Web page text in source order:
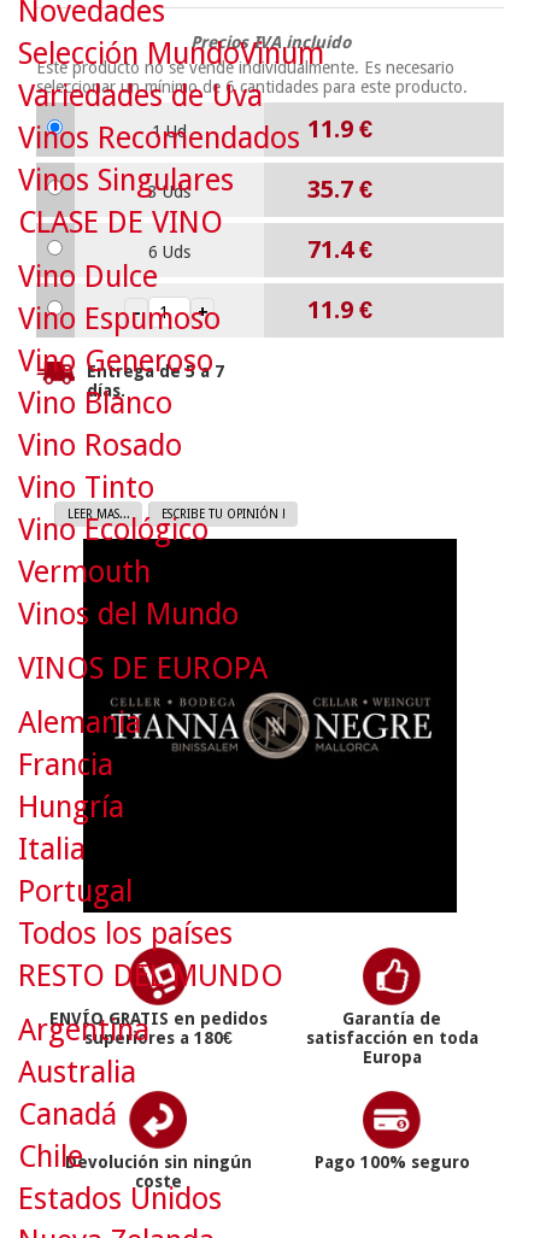
Precios IVA incluido
Este producto no se vende individualmente. Es necesario
seleccionar un mínimo de 6cantidades para este producto.
1 Ud 11.9 €
3 Uds 35.7 €
6 Uds 71.4€
11.9 €
Entrega de 5 a 7
días.
LEER MAS... ESCRIBE TU OPINIÓN !
ENVÍO GRATIS en pedidos
superiores a 180€
Garantía de
satisfacción en toda
Europa
Devolución sin ningún
coste
Pago 100% seguro
Novedades
Selección MundoVinum
Variedades de Uva
Vinos Recomendados
Vinos Singulares
CLASE DE VINO
Vino Dulce
Vino Espumoso
Vino Generoso
Vino Blanco
Vino Rosado
Vino Tinto
Vino Ecológico
Vermouth
Vinos del Mundo
VINOS DE EUROPA
Alemania
Francia
Hungría
Italia
Portugal
Todos los países
RESTO DEL MUNDO
Argentina
Australia
Canadá
Chile
Estados Unidos